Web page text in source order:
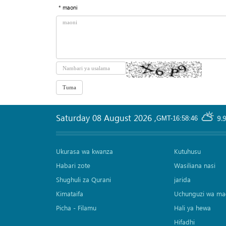
* maoni
GMT-16:58:46
Saturday 08 August 2026 ,
Ukurasa wa kwanza
Habari zote
Shughuli za Qurani
Kimataifa
Picha‎ - Filamu‎
Kutuhusu
Wasiliana nasi
jarida
Uchunguzi wa
Hali ya hewa
Hifadhi